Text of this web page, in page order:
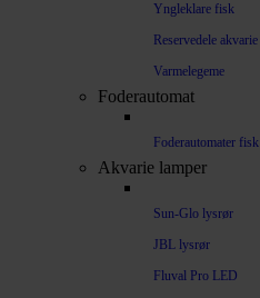
Yngleklare fisk
Reservedele akvarie
Varmelegeme
Foderautomat
Foderautomater fisk
Akvarie lamper
Sun-Glo lysrør
JBL lysrør
Fluval Pro LED